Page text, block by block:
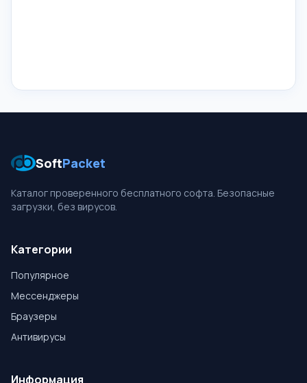
SoftPacket
Каталог проверенного бесплатного софта. Безопасные
загрузки, без вирусов.
Категории
Популярное
Мессенджеры
Браузеры
Антивирусы
Информация